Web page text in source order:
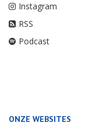
Instagram
RSS
Podcast
ONZE WEBSITES